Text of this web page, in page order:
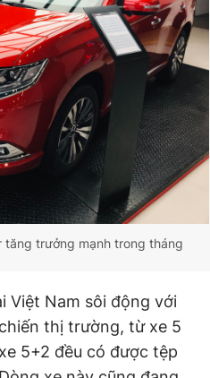
thoại
0908 780 404
Tòa soạn Chính sách bảo
tăng trưởng mạnh trong tháng
Việt Nam sôi động với
thị trường, từ xe 5
5+2 đều có được tệp